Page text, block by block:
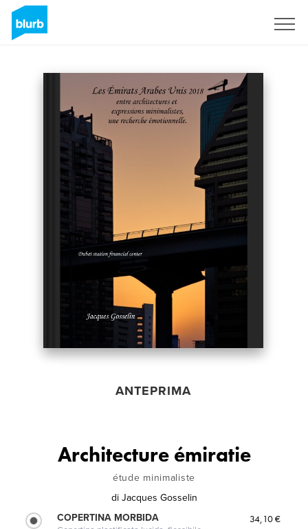
ANTEPRIMA
Architecture émiratie
étude minimaliste
di Jacques Gosselin
COPERTINA MORBIDA
34,10 €